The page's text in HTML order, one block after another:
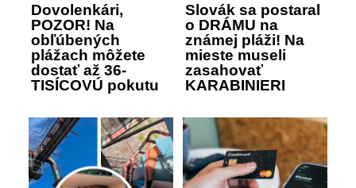
Dovolenkári,
POZOR! Na
obľúbených
plážach môžete
dostať až 36-
TISÍCOVÚ pokutu
Slovák sa postaral
o DRÁMU na
známej pláži! Na
mieste museli
zasahovať
KARABINIERI